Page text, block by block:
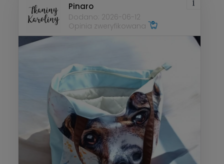
Pinaro
Dodano: 2026-06-12
Opinia zweryfikowana